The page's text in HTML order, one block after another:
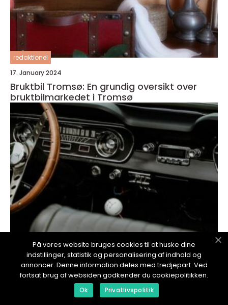
redaktionel
17. January 2024
Bruktbil Tromsø: En grundig oversikt over
bruktbilmarkedet i Tromsø
redaktionel
Bruktbil Harstad - Et dyptgående blikk på
den lokale bruktmarkedet
På vores website bruges cookies til at huske dine
indstillinger, statistik og personalisering af indhold og
annoncer. Denne information deles med tredjepart. Ved
fortsat brug af websiden godkender du cookiepolitikken.
Ok Privatlivspolitik